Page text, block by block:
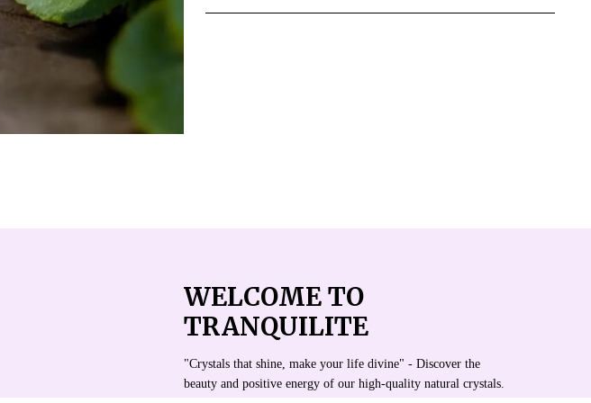
WELCOME TO
TRANQUILITE
"Crystals that shine, make your life divine" - Discover the
beauty and positive energy of our high-quality natural crystals.